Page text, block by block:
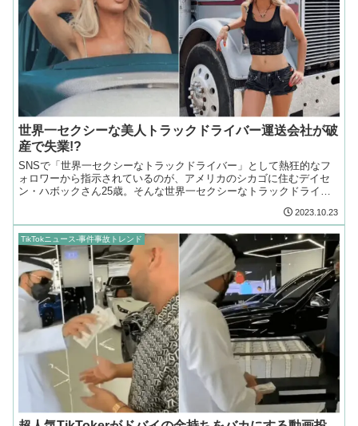
世界一セクシーな美人トラックドライバー運送会社が破
産で失業!?
SNSで「世界一セクシーなトラックドライバー」として熱狂的なフ
ォロワーから指示されているのが、アメリカのシカゴに住むデイセ
ン・ハボックさん25歳。そんな世界一セクシーなトラックドライバ
2023.10.23
TikTokニュース-事件事故トレンド